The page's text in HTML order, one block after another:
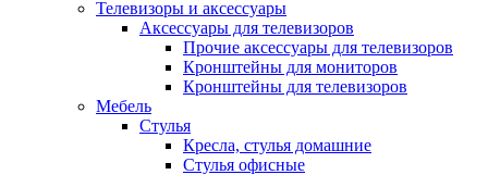
Телевизоры и аксессуары
Аксессуары для телевизоров
Прочие аксессуары для телевизоров
Кронштейны для мониторов
Кронштейны для телевизоров
Мебель
Стулья
Кресла, стулья домашние
Стулья офисные